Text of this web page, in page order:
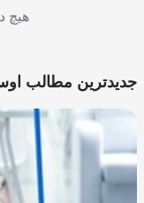
هیچ
جدیدترین مطالب